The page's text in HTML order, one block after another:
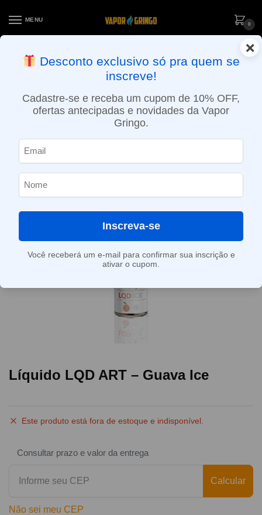
MENU
0
ENTREGA NO MESMO DIA EM SÃO PAULO (SEG A SEX): PEDIDOS
APROVADOS ATÉ 15:30 VIA MOTOBOY
Líquido LQD ART – Guava Ice
Este produto está fora de estoque e indisponível.
Consultar prazo e valor da entrega
Calcular
Não sei meu CEP
×
Desconto exclusivo só pra quem se
inscreve!
Cadastre-se e receba um cupom de 10% OFF,
ofertas antecipadas e novidades da Vapor
Gringo.
Inscreva-se
Você receberá um e-mail para confirmar sua inscrição e
ativar o cupom.